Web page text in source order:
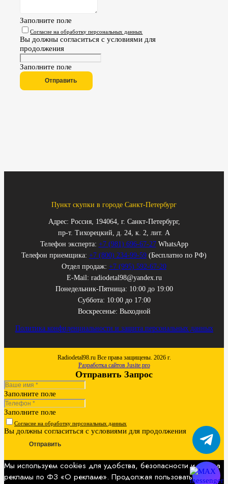
Заполните поле
Согласие на обработку персональных данных
Вы должны согласиться с условиями для
продолжения
Заполните поле
Отправить
Пункт скупки в городе Санкт-Петербург
Адрес: Россия, 194064, г. Санкт-Петербург,
пр-т. Тихорецкий, д. 24, к. 2, лит. А
Телефон эксперта: +7 (981) 696-67-27WhatsApp
Телефон приемщика: +7 (800) 234-99-59 (Бесплатно по РФ)
Отдел продаж: +7 (995) 592-67-20
E-Mail: radiodetal98@yandex.ru
Понедельник-Пятница: 10:00 до 19:00
Суббота: 10:00 до 17:00
Воскресенье: Выходной
Политика конфиденциальности и защита персональных данных
Radiodetal98.ru Все права защищены. 2026 г.
Разработка сайтов Jusite.pro
Отправить Запрос
Заполните поле
Заполните поле
Согласие на обработку персональных данных
Вы должны согласиться с условиями для продолжения
Отправить
Мы используем cookies для удобства, безопасности и показа
рекламы по ФЗ «О рекламе». Продолжая пользоваться